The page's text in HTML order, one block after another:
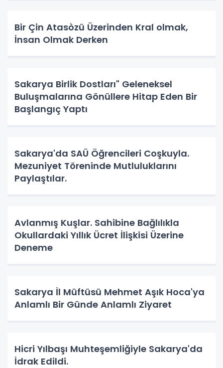
Bir Çin Atasòzü Üzerinden Kral olmak,
İnsan Olmak Derken
Sakarya Birlik Dostları" Geleneksel
Buluşmalarına Gönüllere Hitap Eden Bir
Başlangıç Yaptı
Sakarya'da SAÜ Öğrencileri Coşkuyla.
Mezuniyet Töreninde Mutluluklarını
Paylaştılar.
Avlanmış Kuşlar. Sahibine Bağlılıkla
Okullardaki Yıllık Ücret İlişkisi Üzerine
Deneme
Sakarya İl Müftüsü Mehmet Aşık Hoca'ya
Anlamlı Bir Günde Anlamlı Ziyaret
Hicri Yılbaşı Muhteşemliğiyle Sakarya'da
İdrak Edildi.